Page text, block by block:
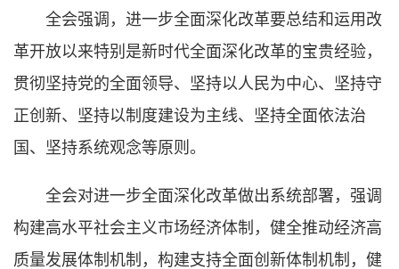
全会强调，进一步全面深化改革要总结和运用改
革开放以来特别是新时代全面深化改革的宝贵经验，
贯彻坚持党的全面领导、坚持以人民为中心、坚持守
正创新、坚持以制度建设为主线、坚持全面依法治
国、坚持系统观念等原则。
全会对进一步全面深化改革做出系统部署，强调
构建高水平社会主义市场经济体制，健全推动经济高
质量发展体制机制，构建支持全面创新体制机制，健